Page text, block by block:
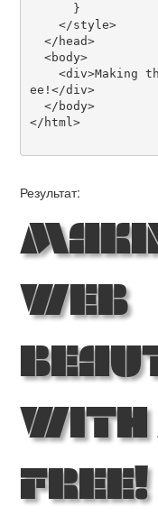
ee!</div>
</html>
Результат:
Web
with
Free!